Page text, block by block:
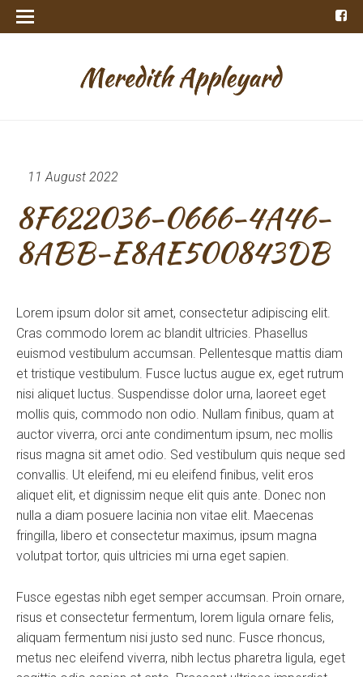
11 August 2022
8F622036-0666-4A46-
8ABB-E8AE500843DB
Lorem ipsum dolor sit amet, consectetur adipiscing elit.
Cras commodo lorem ac blandit ultricies. Phasellus
euismod vestibulum accumsan. Pellentesque mattis diam
et tristique vestibulum. Fusce luctus augue ex, eget rutrum
nisi aliquet luctus. Suspendisse dolor urna, laoreet eget
mollis quis, commodo non odio. Nullam finibus, quam at
auctor viverra, orci ante condimentum ipsum, nec mollis
risus magna sit amet odio. Sed vestibulum quis neque sed
convallis. Ut eleifend, mi eu eleifend finibus, velit eros
aliquet elit, et dignissim neque elit quis ante. Donec non
nulla a diam posuere lacinia non vitae elit. Maecenas
fringilla, libero et consectetur maximus, ipsum magna
volutpat tortor, quis ultricies mi urna eget sapien.
Fusce egestas nibh eget semper accumsan. Proin ornare,
risus et consectetur fermentum, lorem ligula ornare felis,
aliquam fermentum nisi justo sed nunc. Fusce rhoncus,
metus nec eleifend viverra, nibh lectus pharetra ligula, eget